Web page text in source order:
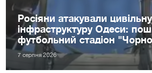
Росіяни атакували цивільну
інфраструктуру Одеси:
футбольний стадіон
7 серпня 2026